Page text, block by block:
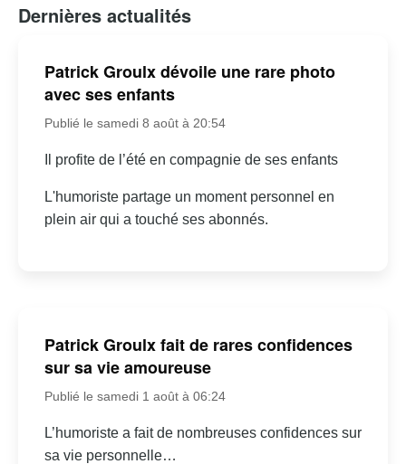
Dernières actualités
Patrick Groulx dévoile une rare photo
avec ses enfants
Publié le samedi 8 août à 20:54
Il profite de l’été en compagnie de ses enfants
L'humoriste partage un moment personnel en
plein air qui a touché ses abonnés.
Patrick Groulx fait de rares confidences
sur sa vie amoureuse
Publié le samedi 1 août à 06:24
L’humoriste a fait de nombreuses confidences sur
sa vie personnelle…